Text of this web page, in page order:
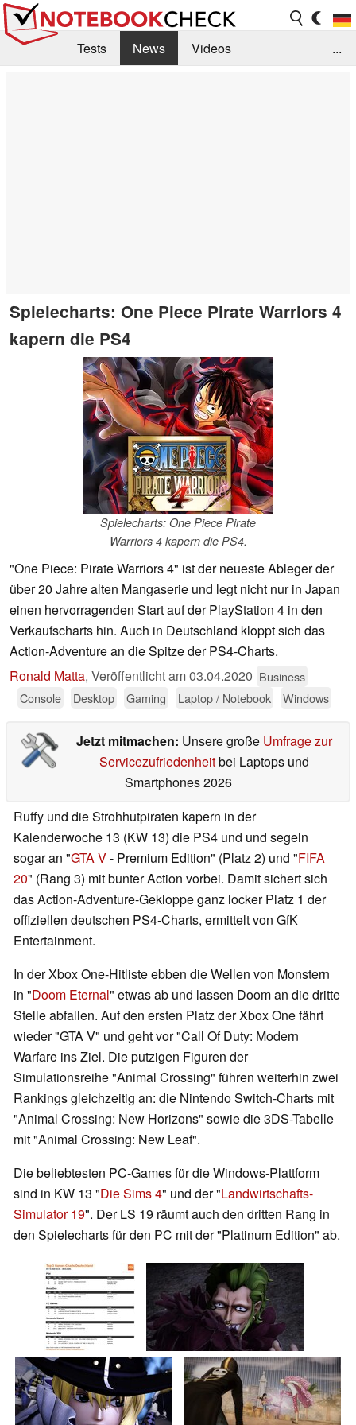
Tests News
Videos
...
Spielecharts: One Piece Pirate Warriors 4
kapern die PS4
Spielecharts: One Piece Pirate
Warriors 4 kapern die PS4.
"One Piece: Pirate Warriors 4" ist der neueste Ableger der
über 20 Jahre alten Mangaserie und legt nicht nur in Japan
einen hervorragenden Start auf der PlayStation 4 in den
Verkaufscharts hin. Auch in Deutschland kloppt sich das
Action-Adventure an die Spitze der PS4-Charts.
Ronald Matta, Veröffentlicht am03.04.2020 Business
Console
Desktop Gaming Laptop / Notebook Windows
Jetzt mitmachen: Unsere große Umfrage zur
Servicezufriedenheitbei Laptops und
Smartphones 2026
Ruffy und die Strohhutpiraten kapern in der
Kalenderwoche 13 (KW 13) die PS4 und und segeln
sogar an "GTA V- Premium Edition" (Platz 2) und "FIFA
20" (Rang 3) mit bunter Action vorbei. Damit sichert sich
das Action-Adventure-Gekloppe ganz locker Platz 1 der
offiziellen deutschen PS4-Charts, ermittelt von GfK
Entertainment.
In der Xbox One-Hitliste ebben die Wellen von Monstern
in "Doom Eternal" etwas ab und lassen Doom an die dritte
Stelle abfallen. Auf den ersten Platz der Xbox One fährt
wieder "GTA V" und geht vor "Call Of Duty: Modern
Warfare ins Ziel. Die putzigen Figuren der
Simulationsreihe "Animal Crossing" führen weiterhin zwei
Rankings gleichzeitig an: die Nintendo Switch-Charts mit
"Animal Crossing: New Horizons" sowie die 3DS-Tabelle
mit "Animal Crossing: New Leaf".
Die beliebtesten PC-Games für die Windows-Plattform
sind in KW 13 "Die Sims 4" und der "Landwirtschafts-
Simulator 19". Der LS 19 räumt auch den dritten Rang in
den Spielecharts für den PC mit der "Platinum Edition" ab.